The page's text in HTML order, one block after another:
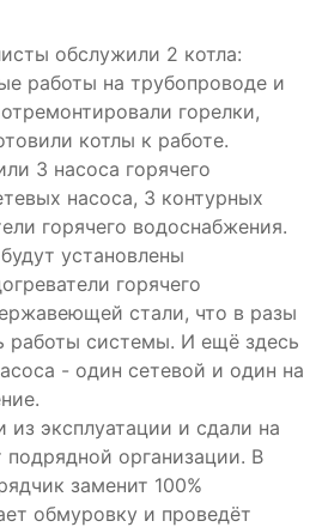
обслужили 2 котла:
работы на трубопроводе и
горелки,
котлы к работе.
3 насоса горячего
насоса, 3 контурных
горячего водоснабжения.
установлены
горячего
стали, что в разы
работы системы. И ещё здесь
- один сетевой и один на
из эксплуатации и сдали на
организации. В
заменит 100%
обмуровку и проведёт